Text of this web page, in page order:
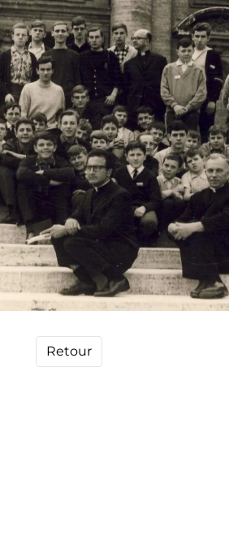
Retour